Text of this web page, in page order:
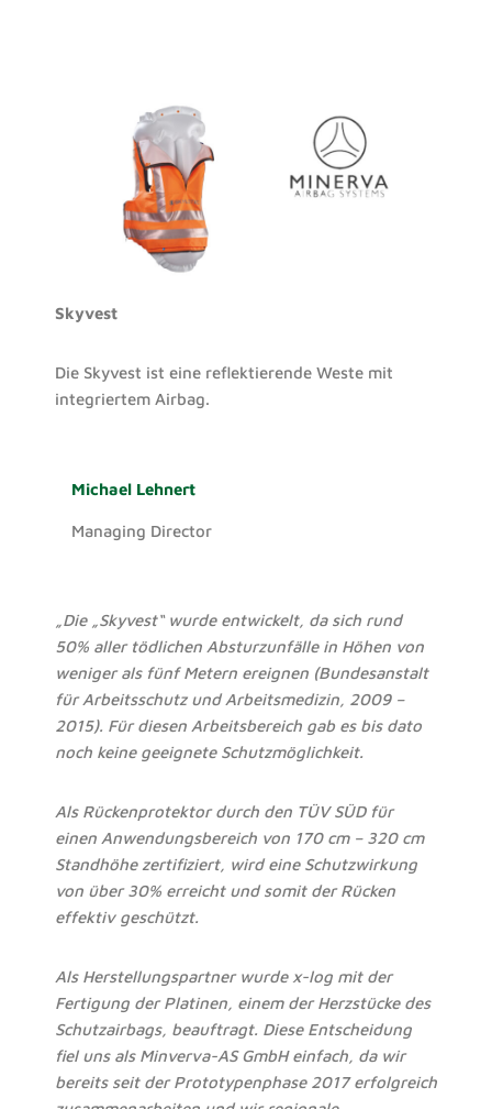
Skyvest
Die Skyvest ist eine reflektierende Weste mit
integriertem Airbag.
Michael Lehnert
Managing Director
„Die „Skyvest“ wurde entwickelt, da sich rund
50% aller tödlichen Absturzunfälle in Höhen von
weniger als fünf Metern ereignen (Bundesanstalt
für Arbeitsschutz und Arbeitsmedizin, 2009 –
2015). Für diesen Arbeitsbereich gab es bis dato
noch keine geeignete Schutzmöglichkeit.
Als Rückenprotektor durch den TÜV SÜD für
einen Anwendungsbereich von 170 cm – 320 cm
Standhöhe zertifiziert, wird eine Schutzwirkung
von über 30% erreicht und somit der Rücken
effektiv geschützt.
Als Herstellungspartner wurde x-log mit der
Fertigung der Platinen, einem der Herzstücke des
Schutzairbags, beauftragt. Diese Entscheidung
fiel uns als Minverva-AS GmbH einfach, da wir
bereits seit der Prototypenphase 2017 erfolgreich